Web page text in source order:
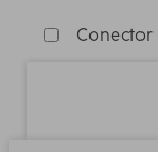
Conector